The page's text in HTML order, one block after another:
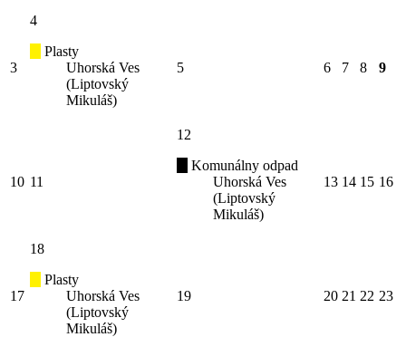
3
4
Plasty
Uhorská Ves
(Liptovský
Mikuláš)
5 6 7 8 9
10 11
12
Komunálny odpad
Uhorská Ves
(Liptovský
Mikuláš)
13 14 15 16
17
18
Plasty
Uhorská Ves
(Liptovský
Mikuláš)
19 20 21 22 23